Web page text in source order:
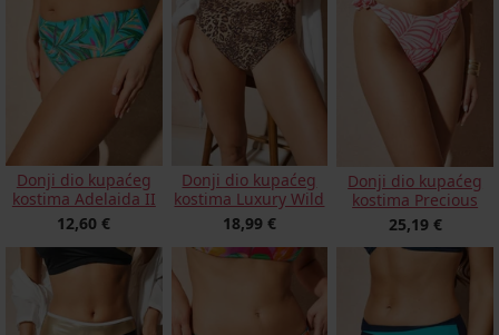
Donji dio kupaćeg
kostima Adelaida II
12,60 €
Donji dio kupaćeg
kostima Luxury Wild
18,99 €
Donji dio kupaćeg
kostima Precious
25,19 €